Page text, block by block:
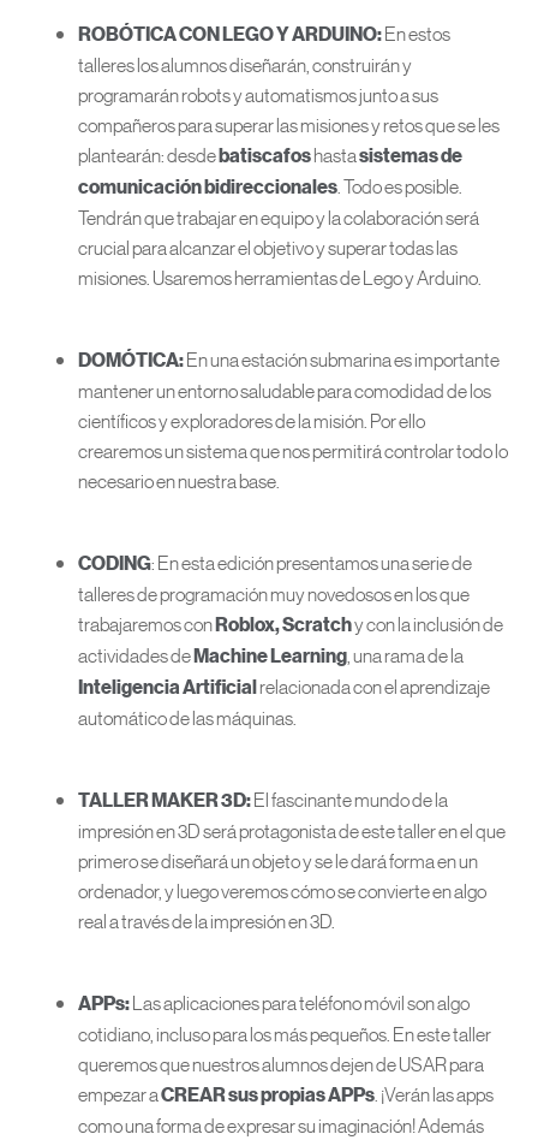
ROBÓTICA CON LEGO Y ARDUINO:En estos
talleres los alumnos diseñarán, construirán y
programarán robots y automatismos junto a sus
compañeros para superar las misiones y retos que se les
plantearán: desdebatiscafoshastasistemas de
comunicación bidireccionales . Todo es posible.
Tendrán que trabajar en equipo y la colaboración será
crucial para alcanzar el objetivo y superar todas las
misiones. Usaremos herramientas de Lego y Arduino.
DOMÓTICA:En una estación submarina es importante
mantener un entorno saludable para comodidad de los
científicos y exploradores de la misión. Por ello
crearemos un sistema que nos permitirá controlar todo lo
necesario en nuestra base.
CODING: En esta edición presentamos una serie de
talleres de programación muy novedosos en los que
trabajaremos conRoblox, Scratchy con la inclusión de
actividades deMachine Learning , una rama de la
Inteligencia Artificialrelacionada con el aprendizaje
automático de las máquinas.
TALLER MAKER 3D:El fascinante mundo de la
impresión en 3D será protagonista de este taller en el que
primero se diseñará un objeto y se le dará forma en un
ordenador, y luego veremos cómo se convierte en algo
real a través de la impresión en 3D.
APPs:Las aplicaciones para teléfono móvil son algo
cotidiano, incluso para los más pequeños. En este taller
queremos que nuestros alumnos dejen de USAR para
empezar aCREAR sus propias APPs . ¡Verán las apps
como una forma de expresar su imaginación! Además